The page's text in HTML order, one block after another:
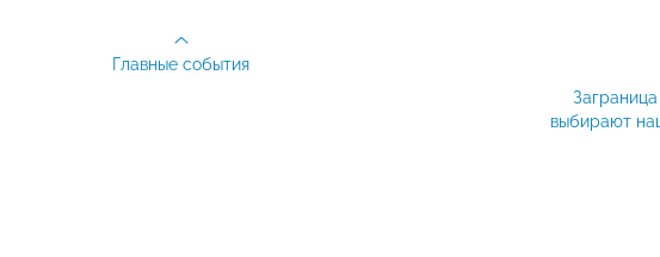
выбирают
Главные события